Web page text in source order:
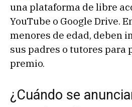
una plataforma de libre
YouTube o Google Drive.
menores de edad, deben
sus padres o tutores para
premio.
¿Cuándo se